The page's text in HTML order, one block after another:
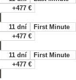
+477 €
11 dní
First Minute
+477 €
11 dní
First Minute
+477 €